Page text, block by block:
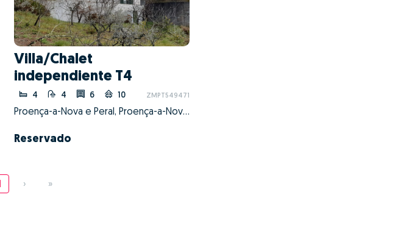
Villa/Chalet
independiente T4
4 4 6 10 ZMPT549471
Proença-a-Nova e Peral, Proença-a-Nova, Castelo Branco
Reservado
› »